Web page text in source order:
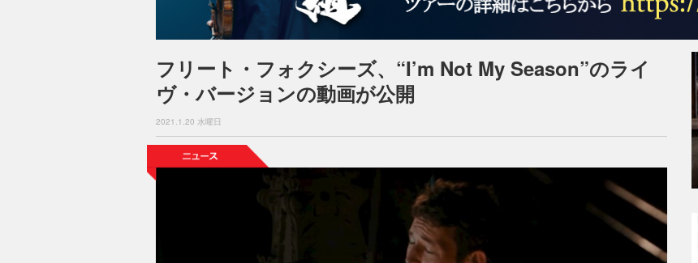
フリート・フォクシーズ、“I’m Not My Season”のライ
ヴ・バージョンの動画が公開
2021.1.20 水曜日